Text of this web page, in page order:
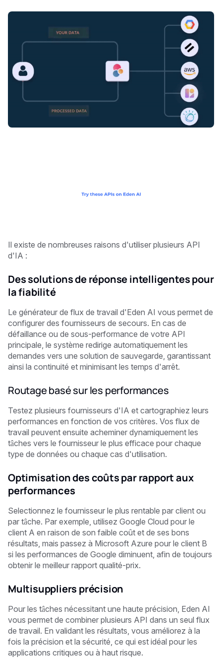
Il existe de nombreuses raisons d'utiliser plusieurs API
d'IA : ‍
Des solutions de réponse intelligentes pour
la fiabilité
Le générateur de flux de travail d'Eden AI vous permet de
configurer des fournisseurs de secours. En cas de
défaillance ou de sous-performance de votre API
principale, le système redirige automatiquement les
demandes vers une solution de sauvegarde, garantissant
ainsi la continuité et minimisant les temps d'arrêt.
Routage basé sur les performances
Testez plusieurs fournisseurs d'IA et cartographiez leurs
performances en fonction de vos critères. Vos flux de
travail peuvent ensuite acheminer dynamiquement les
tâches vers le fournisseur le plus efficace pour chaque
type de données ou chaque cas d'utilisation.
Optimisation des coûts par rapport aux
performances
Selectionnez le fournisseur le plus rentable par client ou
par tâche. Par exemple, utilisez Google Cloud pour le
client A en raison de son faible coût et de ses bons
résultats, mais passez à Microsoft Azure pour le client B
si les performances de Google diminuent, afin de toujours
obtenir le meilleur rapport qualité-prix.
Multisuppliers précision
Pour les tâches nécessitant une haute précision, Eden AI
vous permet de combiner plusieurs API dans un seul flux
de travail. En validant les résultats, vous améliorez à la
fois la précision et la sécurité, ce qui est idéal pour les
applications critiques ou à haut risque.